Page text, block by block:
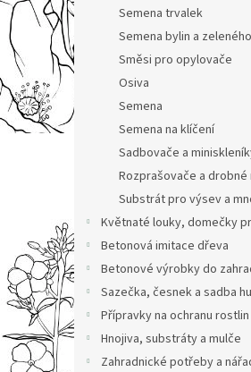
Semena trvalek
Semena bylin a
Směsi pro opylovače
Osiva
Semena
Semena na klíčení
Sadbovače a
Rozprašovače a drobné
Substrát pro výsev a
Květnaté louky, domečky
Betonová imitace dřeva
Betonové výrobky do
Sazečka, česnek a sadba
Přípravky na ochranu
Hnojiva, substráty a mulče
Zahradnické potřeby a